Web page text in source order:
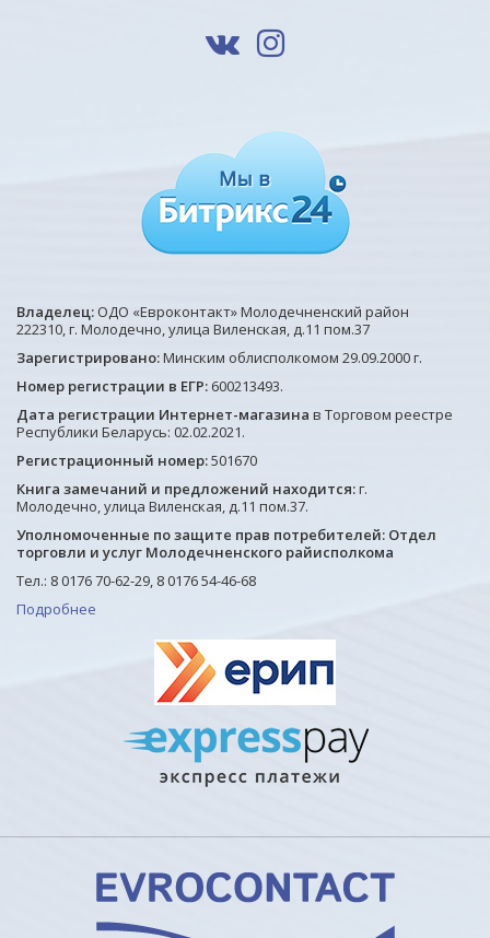
Владелец:ОДО «Евроконтакт» Молодечненский район
222310, г. Молодечно, улица Виленская, д.11 пом.37
Зарегистрировано:Минским облисполкомом 29.09.2000 г.
Номер регистрации в ЕГР: 600213493.
Дата регистрации Интернет-магазина в Торговом реестре
Республики Беларусь: 02.02.2021.
Регистрационный номер:501670
Книга замечаний и предложений находится:г.
Молодечно, улица Виленская, д.11 пом.37.
Уполномоченные по защите прав потребителей: Отдел
торговли и услуг Молодечненского райисполкома
Тел.: 8 0176 70-62-29, 8 0176 54-46-68
Подробнее